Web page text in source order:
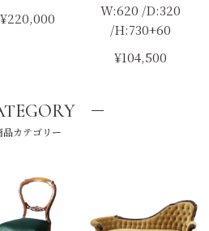
¥220,000
W:620 /D:320
/H:730+60
¥104,500
品カテゴリー